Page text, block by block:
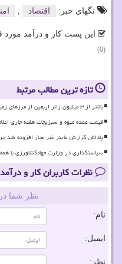
تگهای خبر: اقتصاد
این پست کار و درآمد
(0)
تازه ترین مطالب مرتبط
بالاتر از ۳ میلیون زائر اربعین از مرزهای زمینی کشور خارج شدند
قیمت عمده میوه و سبزیجات هفته جاری
پاداش گزارش ماینر غیر مجاز افزوده شد
سیاستگذاری در وزارت جهادکشاورزی با
نظرات کاربران کار و
نظر شما
نام:
ایمیل:
نظر: